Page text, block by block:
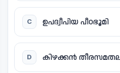
C ഉപദ്വീപിയ പീഠഭൂമി
D കിഴക്കൻ